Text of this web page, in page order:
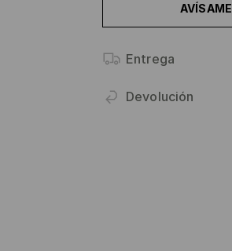
AVÍSAME
Entrega
Devolución